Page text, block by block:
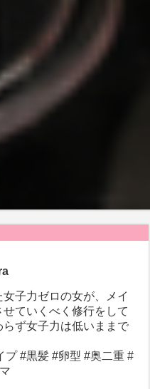
テムはここまで進化し
ス アイシャ
比較してみ
子力ゼロの女が、メイ
ていくべく修行をして
ず女子力は低いままで
プ #黒髪 #卵型 #奥二重 #